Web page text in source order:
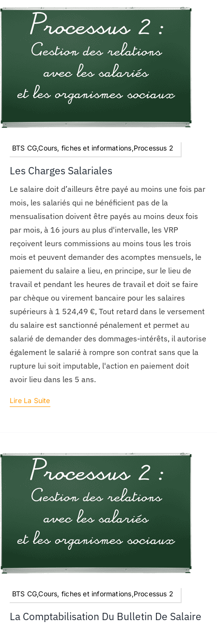
BTS CG,Cours, fiches et informations,Processus 2
Les Charges Salariales
Le salaire doit d’ailleurs être payé au moins une fois par
mois, les salariés qui ne bénéficient pas de la
mensualisation doivent être payés au moins deux fois
par mois, à 16 jours au plus d'intervalle, les VRP
reçoivent leurs commissions au moins tous les trois
mois et peuvent demander des acomptes mensuels, le
paiement du salaire a lieu, en principe, sur le lieu de
travail et pendant les heures de travail et doit se faire
par chèque ou virement bancaire pour les salaires
supérieurs à 1 524,49 €, Tout retard dans le versement
du salaire est sanctionné pénalement et permet au
salarié de demander des dommages-intérêts, il autorise
également le salarié à rompre son contrat sans que la
rupture lui soit imputable, l'action en paiement doit
avoir lieu dans les 5 ans.
Lire La Suite
BTS CG,Cours, fiches et informations,Processus 2
La Comptabilisation Du Bulletin De Salaire